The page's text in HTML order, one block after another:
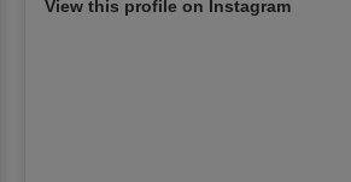
View this profile on Instagram